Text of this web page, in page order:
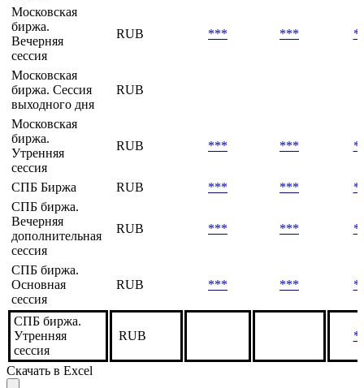
Московская
биржа.
Вечерняя
сессия
RUB *** ***
Московская
биржа. Сессия
выходного дня
RUB
Московская
биржа.
Утренняя
сессия
RUB *** ***
СПБ Биржа RUB *** ***
СПБ биржа.
Вечерняя
дополнительная
сессия
RUB *** ***
СПБ биржа.
Основная
сессия
RUB *** ***
СПБ биржа.
Утренняя
сессия
RUB
Скачать в Excel